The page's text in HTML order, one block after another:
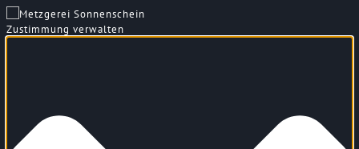
Zustimmung verwalten